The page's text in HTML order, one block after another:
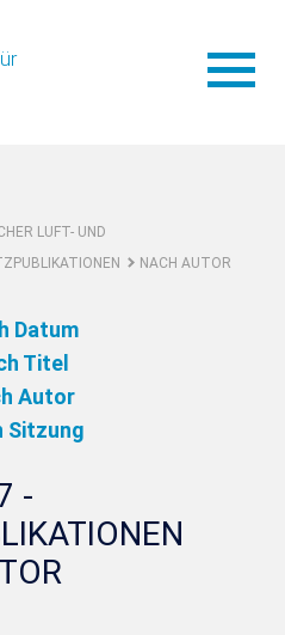
LUFT- UND
NACH AUTOR
Datum
Titel
Autor
Sitzung
-